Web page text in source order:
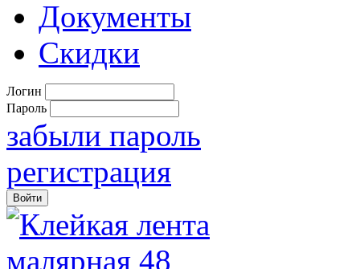
Документы
Скидки
Логин
Пароль
забыли пароль
регистрация